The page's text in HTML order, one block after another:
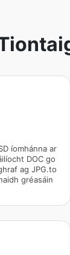
íomhánna ar
DOC go
ag JPG.to
gréasáin